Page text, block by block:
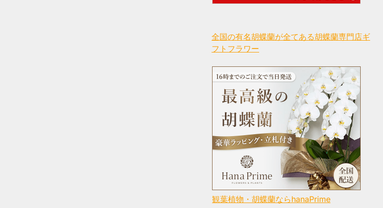
全国の有名胡蝶蘭が全てある胡蝶蘭専門店ギ
フトフラワー
観葉植物・胡蝶蘭ならhanaPrime